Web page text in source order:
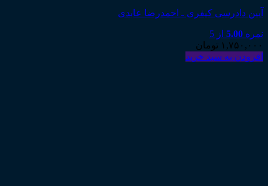
آیین دادرسی کیفری ـ احمدرضا عابدی
نمره 5.00 از 5
۱,۷۵۰,۰۰۰ تومان
افزودن به سبد خرید